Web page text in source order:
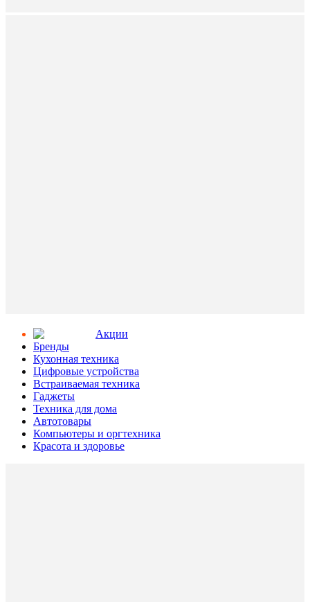
Aкции
Бренды
Кухонная техника
Цифровые устройства
Встраиваемая техника
Гаджеты
Техника для дома
Автотовары
Компьютеры и оргтехника
Красота и здоровье